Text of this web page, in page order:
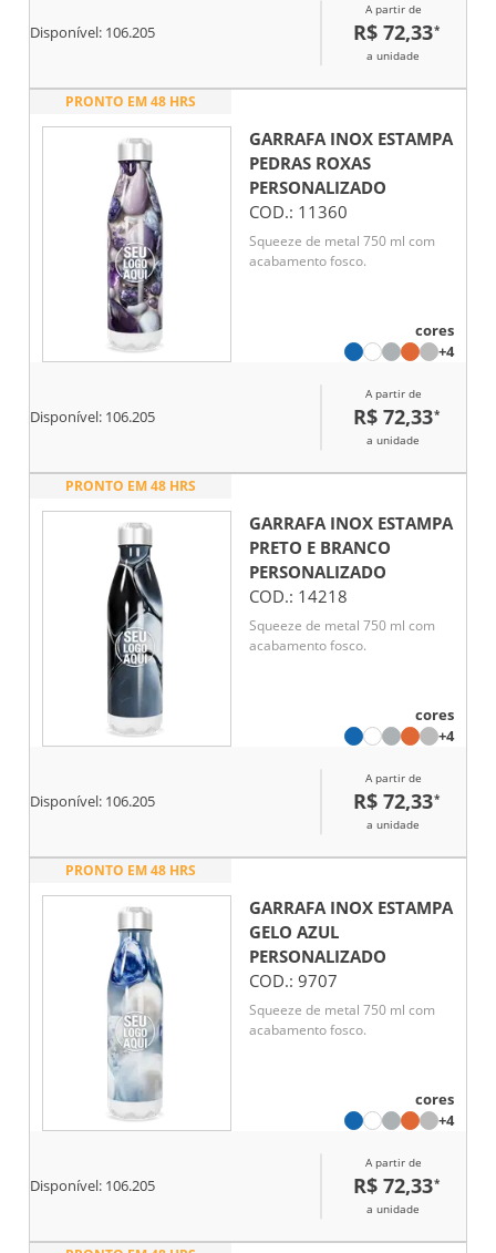
Disponível: 106.205
A partir de
R$ 72,33*
a unidade
PRONTO EM 48 HRS
GARRAFA INOX ESTAMPA
PEDRAS ROXAS
PERSONALIZADO
COD.: 11360
Squeeze de metal 750 ml com
acabamento fosco.
cores
+4
Disponível: 106.205
A partir de
R$ 72,33*
a unidade
PRONTO EM 48 HRS
GARRAFA INOX ESTAMPA
PRETO E BRANCO
PERSONALIZADO
COD.: 14218
Squeeze de metal 750 ml com
acabamento fosco.
cores
+4
Disponível: 106.205
A partir de
R$ 72,33*
a unidade
PRONTO EM 48 HRS
GARRAFA INOX ESTAMPA
GELO AZUL
PERSONALIZADO
COD.: 9707
Squeeze de metal 750 ml com
acabamento fosco.
cores
+4
Disponível: 106.205
A partir de
R$ 72,33*
a unidade